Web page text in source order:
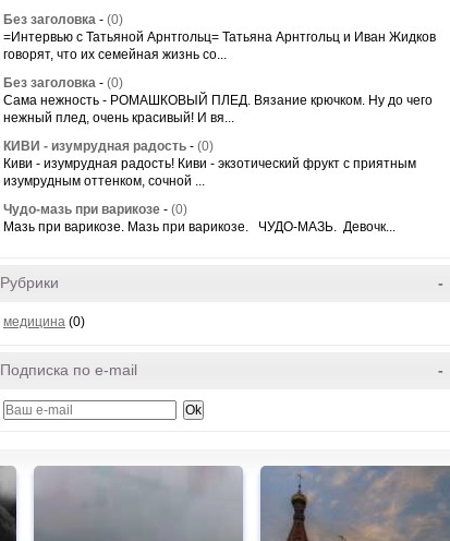
Без заголовка - (0)
=Интервью с Татьяной Арнтгольц= Татьяна Арнтгольц и Иван Жидков
говорят, что их семейная жизнь со...
Без заголовка - (0)
Сама нежность - РОМАШКОВЫЙ ПЛЕД. Вязание крючком. Ну до чего
нежный плед, очень красивый! И вя...
КИВИ - изумрудная радость - (0)
Киви - изумрудная радость! Киви - экзотический фрукт с приятным
изумрудным оттенком, сочной ...
Чудо-мазь при варикозе - (0)
Мазь при варикозе. Мазь при варикозе. ЧУДО-МАЗЬ. Девочк...
-
Рубрики
медицина (0)
-
Подписка по e-mail